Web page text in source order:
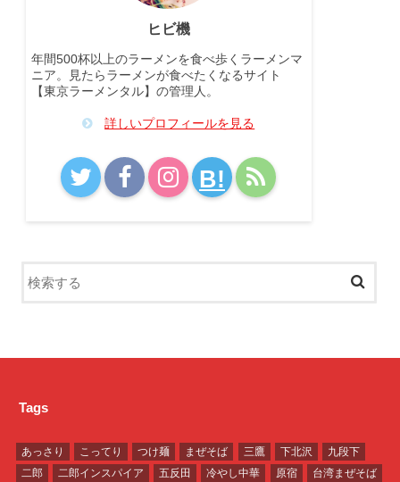
ヒビ機
年間500杯以上のラーメンを食べ歩くラーメンマ
ニア。見たらラーメンが食べたくなるサイト
【東京ラーメンタル】の管理人。
詳しいプロフィールを見る
B!
Tags
あっさり こってり つけ麺 まぜそば 三鷹 下北沢
九段下
二郎
二郎インスパイア 五反田 冷やし中華 原宿 台湾まぜそば